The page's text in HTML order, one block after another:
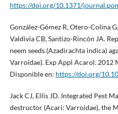
https://doi.org/10.1371/
González-Gómez R, Otero-Colina
Valdivia CB, Santizo-Rincón JA.
neem seeds (Azadirachta indica)
Varroidae). Exp Appl Acarol. 2012
Disponible en: https://doi.org/
Jack CJ, Ellis JD. Integrated Pest
destructor (Acari: Varroidae), the